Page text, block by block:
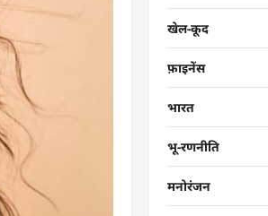
खेल-कूद
फ़ाइनेंस
भारत
भू-रणनीति
मनोरंजन